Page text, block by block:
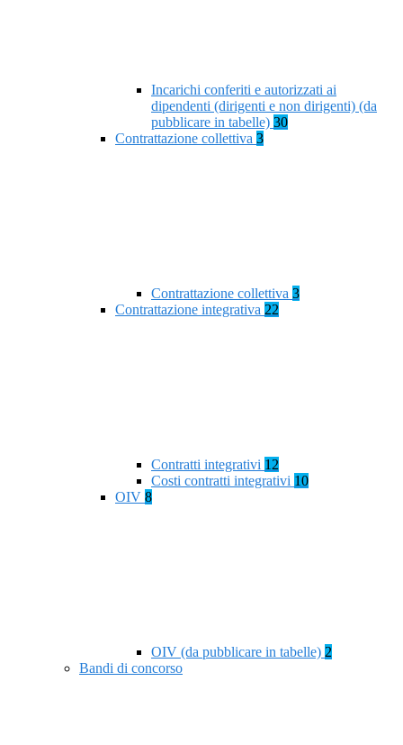
Incarichi conferiti e autorizzati ai
dipendenti (dirigenti e non dirigenti) (da
pubblicare in tabelle) 30
Contrattazione collettiva 3
Contrattazione collettiva 3
Contrattazione integrativa 22
Contratti integrativi 12
Costi contratti integrativi 10
OIV 8
OIV (da pubblicare in tabelle) 2
Bandi di concorso